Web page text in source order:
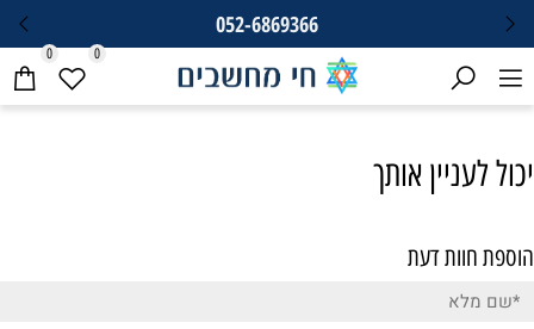
052-6869366
0 0
יכול לעניין אותך
הוספת חוות דעת